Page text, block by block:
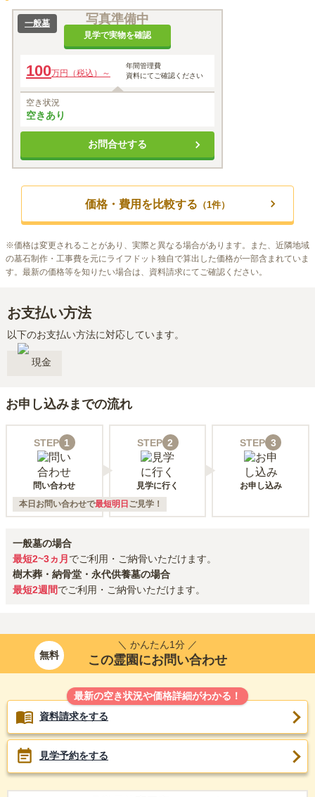
写真準備中
見学で実物を確認
一般墓
100万円（税込）～
年間管理費
資料にてご確認ください
空き状況
空きあり
お問合せする
価格・費用を比較する （1件）
※価格は変更されることがあり、実際と異なる場合があります。また、近隣地域
の墓石制作・工事費を元にライフドット独自で算出した価格が一部含まれていま
す。最新の価格等を知りたい場合は、資料請求にてご確認ください。
お支払い方法
以下のお支払い方法に対応しています。
現金
お申し込みまでの流れ
STEP 1
問い合わせ
STEP 2
見学に行く
STEP 3
お申し込み
本日お問い合わせで最短明日 ご見学！
一般墓の場合
最短2~3ヵ月 でご利用・ご納骨いただけます。
樹木葬・納骨堂・永代供養墓の場合
最短2週間でご利用・ご納骨いただけます。
無料
＼ かんたん1分 ／
この霊園にお問い合わせ
最新の空き状況や価格詳細がわかる！
資料請求をする
見学予約をする